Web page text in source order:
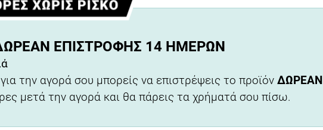
ΕΠΙΣΤΡΟΦΉΣ 14 ΗΜΕΡΏΝ
την αγορά σου μπορείς να επιστρέψεις το προϊόν ΔΩΡΕΑΝ
μετά την αγορά και θα πάρεις τα χρήματά σου πίσω.